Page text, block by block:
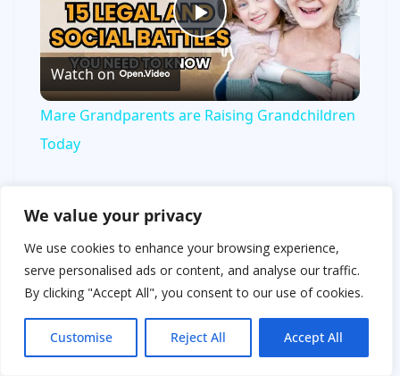
We value your privacy
We use cookies to enhance your browsing experience,
serve personalised ads or content, and analyse our traffic.
By clicking "Accept All", you consent to our use of cookies.
Customise Reject All Accept All
P
l
V
i
d
Watch on
Mare Grandparents are Raising Grandchildren
Today
тоже не верил до конца, что видит меня.
Грейс всхлипнула за моей спиной.
— Папа…